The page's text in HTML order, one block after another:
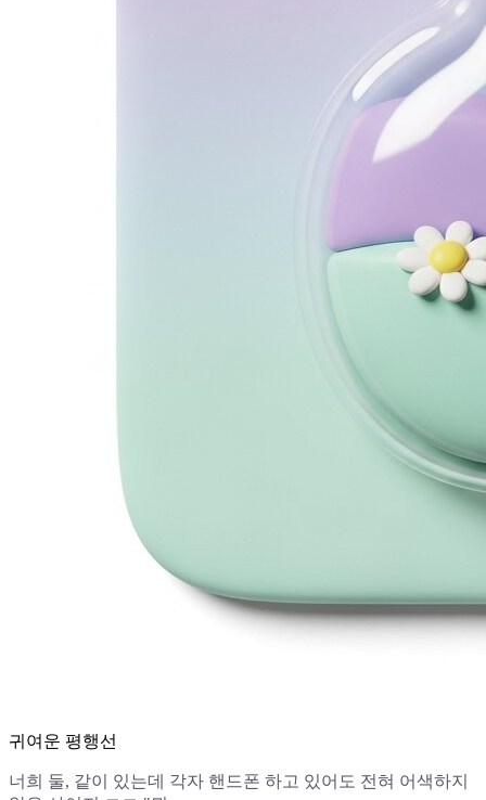
귀여운 평행선
너희 둘, 같이 있는데 각자 핸드폰 하고 있어도 전혀 어색하지